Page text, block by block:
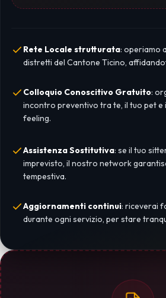
Rete Locale strutturata: operiamo
distretti del Cantone Ticino,
Colloquio Conoscitivo Gratuito:
incontro preventivo tra te, il tuo pet e
feeling.
Assistenza Sostitutiva: se il tuo
imprevisto, il nostro network
tempestiva.
Aggiornamenti continui: riceverai
durante ogni servizio, per stare